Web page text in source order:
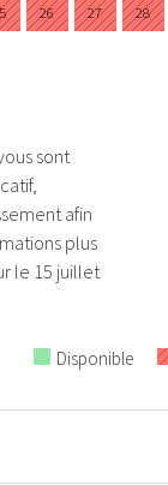
26 27 28
sont
afin
plus
le 15 juillet
Disponible